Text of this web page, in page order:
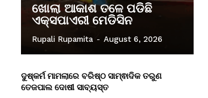
ଖୋଲା ଆକାଶ ତଳେ ପଡିଛି
ଏକ୍ସପାଏରୀ ମେଡିସିନ
Rupali Rupamita - August 6, 2026
ଦୁଷ୍କର୍ମ ମାମଲାରେ ବରିଷ୍ଠ ସାମ୍ଵାଦିକ ତରୁଣ
ତେଜପାଲ ଦୋଷୀ ସାବ୍ୟସ୍ତ